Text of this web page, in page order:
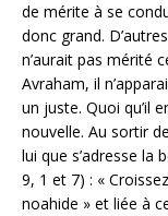
de mérite à se
donc grand.
n’aurait pas mérité
Avraham, il
un juste. Quoi qu’il
nouvelle. Au sortir
lui que s’adresse la
9, 1 et 7) : «
noahide » et liée à